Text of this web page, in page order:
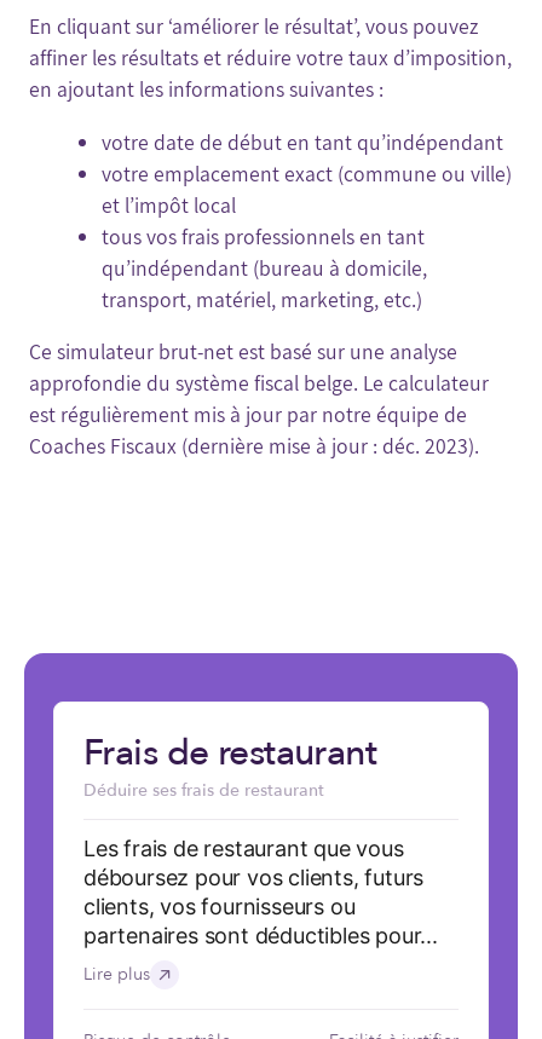
En cliquant sur ‘améliorer le résultat’, vous pouvez
affiner les résultats et réduire votre taux d’imposition,
en ajoutant les informations suivantes :
votre date de début en tant qu’indépendant
votre emplacement exact (commune ou ville)
et l’impôt local
tous vos frais professionnels en tant
qu’indépendant (bureau à domicile,
transport, matériel, marketing, etc.)
Ce simulateur brut-net est basé sur une analyse
approfondie du système fiscal belge. Le calculateur
est régulièrement mis à jour par notre équipe de
Coaches Fiscaux (dernière mise à jour : déc. 2023).
Frais de restaurant
Déduire ses frais de restaurant
Les frais de restaurant que vous
déboursez pour vos clients, futurs
clients, vos fournisseurs ou
partenaires sont déductibles pour...
Lire plus